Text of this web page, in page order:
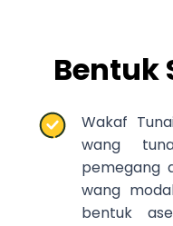
Bentuk
Wakaf
wang
pemegang
wang
bentuk